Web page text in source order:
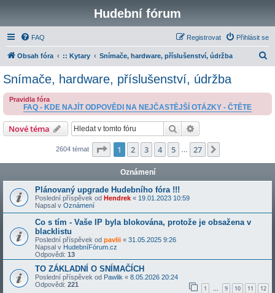
Hudební fórum
FAQ Přihlásit se
Registrovat
Obsah fóra :: Kytary Snímače, hardware, příslušenství, údržba
a
Snímače, hardware, příslušenství, údržba
Pravidla fóra
FAQ - KDE NAJÍT ODPOVĚDI NA NEJČASTĚJŠÍ OTÁZKY - ČTĚTE
Nové téma Hledat
2604 témat Stránka z 27
1 2 3 4 5 27
Oznámení
Plánovaný upgrade Hudebního fóra !!!
Poslední příspěvek od Hendrek « 19.01.2023 10:59
Napsal v Oznámení
Co s tím - Vaše IP byla blokována, protože je obsažena v
blacklistu
Poslední příspěvek od pavlii « 31.05.2025 9:26
Napsal v HudebníFórum.cz
Odpovědi: 13
TO ZÁKLADNÍ O SNÍMAČÍCH
Poslední příspěvek od Pawlik « 8.05.2026 20:24
Odpovědi: 221 1 … 9 10 11 12